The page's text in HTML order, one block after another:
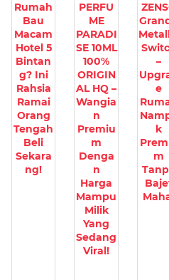
Rumah
Bau
Macam
Hotel 5
Bintan
g? Ini
Rahsia
Ramai
Orang
Tengah
Beli
Sekara
ng!
PERFU
ME
PARADI
SE 10ML
100%
ORIGIN
AL HQ –
Wangia
n
Premiu
m
Denga
n
Harga
Mampu
Milik
Yang
Sedang
Viral!
–
e
k
m